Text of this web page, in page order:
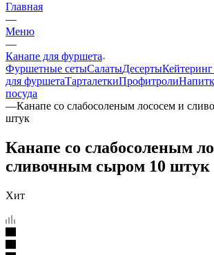
Главная
—
Меню
—
Канапе для фуршета
Фуршетные сетыСалатыДесертыКейтеринг
для фуршетаТарталеткиПрофитроли
посуда
—Канапе со слабосоленым лососем и
штук
Канапе со слабосоленым
сливочным сыром 10 штук
Хит